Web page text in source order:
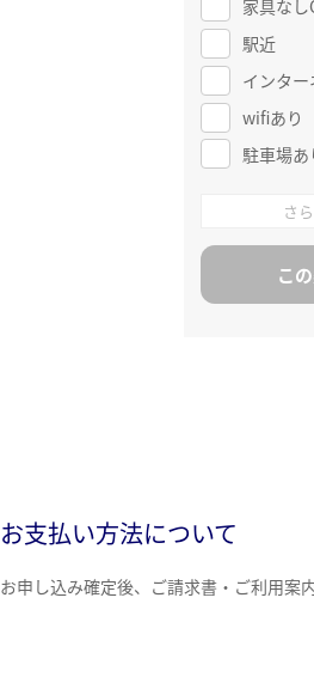
家具なし
駅近
インタ
wifiあり
駐車場あ
さ
お支払い方法について
お申し込み確定後、ご請求書・ご利用案